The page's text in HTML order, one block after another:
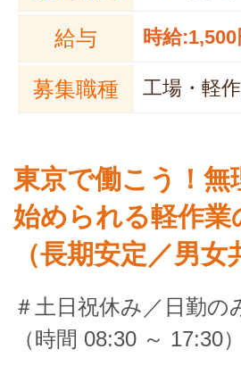
給与 時給:1,500
募集職種 工場・軽
東京で働こう！
始められる軽作
（長期安定／男
＃土日祝休み／日勤の
（時間 08:30 ～ 17:30）